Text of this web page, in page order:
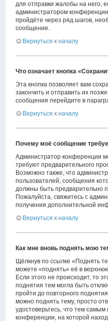
для отправки жалобы на него,
администратором
пройдёте через ряд шагов,
сообщение.
Вернуться к началу
Что означает кнопка
Эта кнопка позволяет вам
закончить и отправить их
сообщения перейдите в
Вернуться к началу
Почему моё сообщение
Администратор конференции
требуют предварительного
Возможно также, что
пользователей, сообщения
должны быть предварительно
Пожалуйста, свяжитесь с
получения дополнительной
Вернуться к началу
Как мне вновь поднять мою
Щёлкнув по ссылке «Поднять
можете «поднять» её в
Если этого не происходит, то
поднятия тем могла быть
пройти до повторного
можно поднять тему, просто
удостоверьтесь, что тем
конференции, на которой